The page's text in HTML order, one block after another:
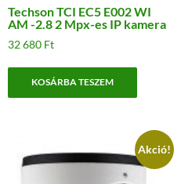
Techson TCI EC5 E002 WI
AM -2.8 2 Mpx-es IP kamera
32 680 Ft
KOSÁRBA TESZEM
Akció!